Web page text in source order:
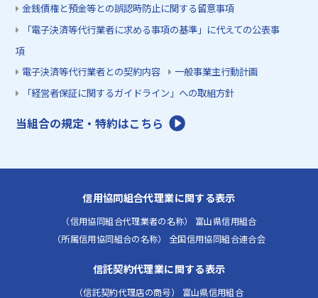
金銭債権と預金等との誤認時防止に関する留意事項
「電子決済等代行業者に求める事項の基準」に代えての公表事
項
電子決済等代行業者との契約内容
一般事業主行動計画
「経営者保証に関するガイドライン」への取組方針
当組合の規定・特約はこちら
信用協同組合代理業に関する表示
（信用協同組合代理業者の名称） 富山県信用組合
（所属信用協同組合の名称） 全国信用協同組合連合会
信託契約代理業に関する表示
（信託契約代理店の商号） 富山県信用組合